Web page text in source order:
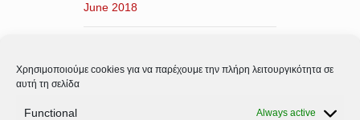
Χρησιμοποιούμε cookies για να παρέχουμε την πλήρη λειτουργικότητα σε
αυτή τη σελίδα
Functional Always active
June 2018